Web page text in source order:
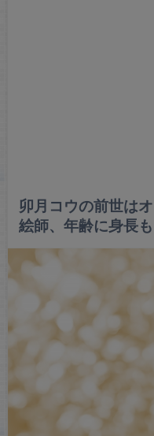
卯月コウの前世は
絵師、年齢に身長も